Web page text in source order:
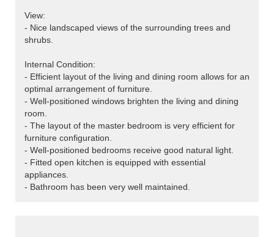
View:
- Nice landscaped views of the surrounding trees and
shrubs.
Internal Condition:
- Efficient layout of the living and dining room allows for an
optimal arrangement of furniture.
- Well-positioned windows brighten the living and dining
room.
- The layout of the master bedroom is very efficient for
furniture configuration.
- Well-positioned bedrooms receive good natural light.
- Fitted open kitchen is equipped with essential
appliances.
- Bathroom has been very well maintained.